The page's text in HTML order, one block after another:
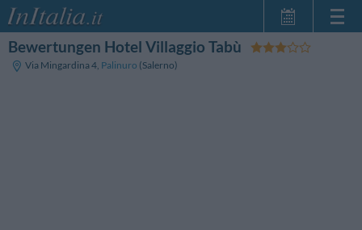
Startseite
Bewertungen Hotel Villaggio Tabù
Via Mingardina 4, Palinuro (Salerno)